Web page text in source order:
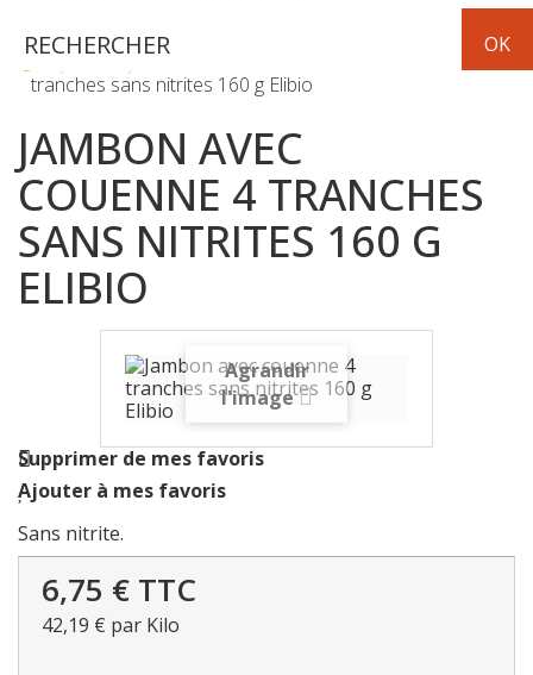
Frais charcuterie
Jambon avec couenne 4
tranches sans nitrites 160 g Elibio
JAMBON AVEC
COUENNE 4 TRANCHES
SANS NITRITES 160 G
ELIBIO
Agrandir
l'image
Supprimer de mes favoris
Ajouter à mes favoris
Sans nitrite.
6,75 € TTC
42,19 € par Kilo